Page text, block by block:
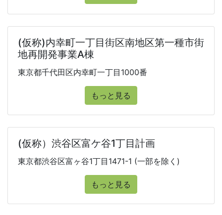
(仮称)内幸町一丁目街区南地区第一種市街
地再開発事業A棟
東京都千代田区内幸町一丁目1000番
もっと見る
(仮称）渋谷区富ケ谷1丁目計画
東京都渋谷区富ヶ谷1丁目1471-1 (一部を除く)
もっと見る